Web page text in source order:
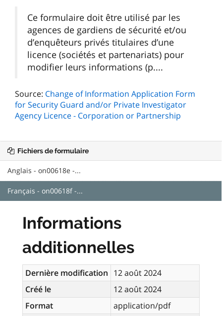
Ce formulaire doit être utilisé par les
agences de gardiens de sécurité et/ou
d’enquêteurs privés titulaires d’une
licence (sociétés et partenariats) pour
modifier leurs informations (p....
Source: Change of Information Application Form
for Security Guard and/or Private Investigator
Agency Licence - Corporation or Partnership
Fichiers de formulaire
Anglais - on00618e -...
Français - on00618f -...
Informations
additionnelles
Dernière modification 12 août 2024
Créé le
12 août 2024
Format
application/pdf